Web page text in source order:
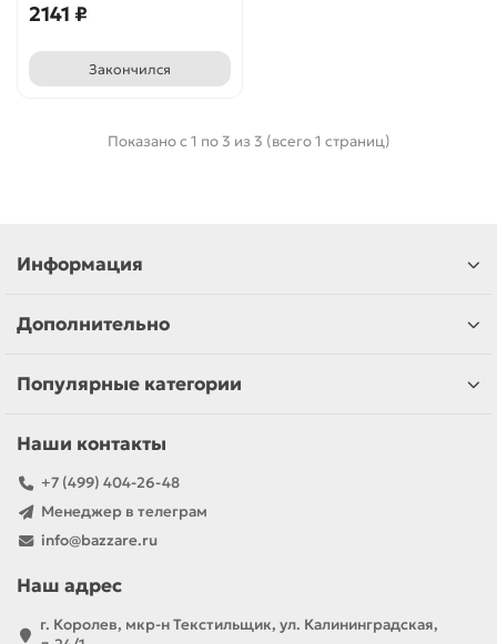
2141 ₽
Закончился
Показано с 1 по 3 из 3 (всего 1 страниц)
Информация
Дополнительно
Популярные категории
Наши контакты
+7 (499) 404-26-48
Менеджер в телеграм
info@bazzare.ru
Наш адрес
г. Королев, мкр-н Текстильщик, ул. Калининградская,